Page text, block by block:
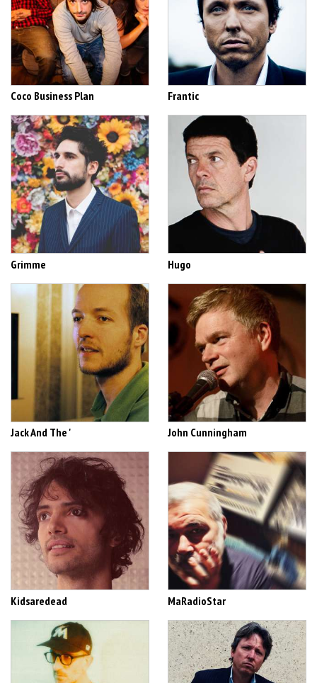
Coco Business Plan Frantic
Grimme Hugo
Jack And The ' John Cunningham
Kidsaredead MaRadioStar